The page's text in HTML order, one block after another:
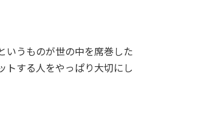
いうものが世の中を席巻した
トする人をやっぱり大切にし